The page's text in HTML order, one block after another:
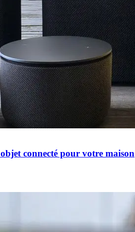
connecté pour votre maison